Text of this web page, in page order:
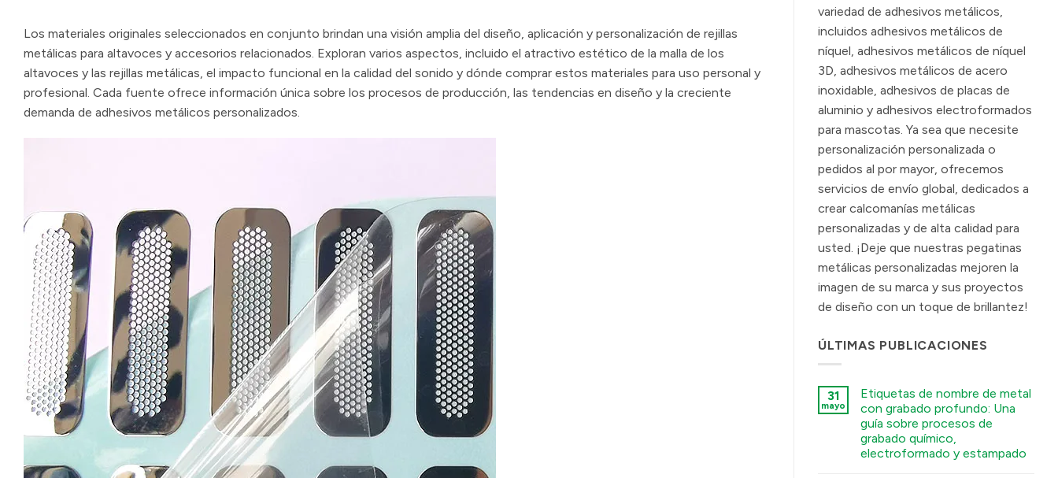
Los materiales originales seleccionados en conjunto brindan una visión amplia del diseño, aplicación y personalización de rejillas
metálicas para altavoces y accesorios relacionados. Exploran varios aspectos, incluido el atractivo estético de la malla de los
altavoces y las rejillas metálicas, el impacto funcional en la calidad del sonido y dónde comprar estos materiales para uso personal y
profesional. Cada fuente ofrece información única sobre los procesos de producción, las tendencias en diseño y la creciente
demanda de adhesivos metálicos personalizados.
variedad de adhesivos metálicos,
incluidos adhesivos metálicos de
níquel, adhesivos metálicos de níquel
3D, adhesivos metálicos de acero
inoxidable, adhesivos de placas de
aluminio y adhesivos electroformados
para mascotas. Ya sea que necesite
personalización personalizada o
pedidos al por mayor, ofrecemos
servicios de envío global, dedicados a
crear calcomanías metálicas
personalizadas y de alta calidad para
usted. ¡Deje que nuestras pegatinas
metálicas personalizadas mejoren la
imagen de su marca y sus proyectos
de diseño con un toque de brillantez!
ÚLTIMAS PUBLICACIONES
31
mayo
Etiquetas de nombre de metal
con grabado profundo: Una
guía sobre procesos de
grabado químico,
electroformado y estampado